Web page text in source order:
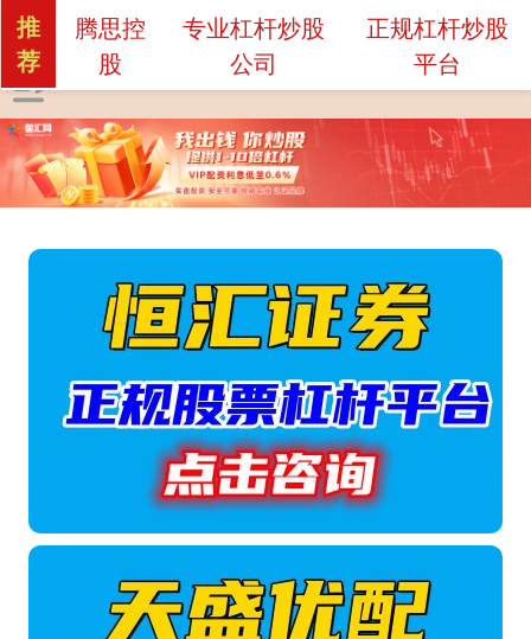
推
荐
腾思控
股
专业杠杆炒股
公司
正规杠杆炒股
平台